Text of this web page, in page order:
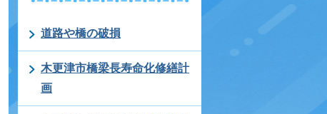
道路や橋の破損
木更津市橋梁長寿命化修繕計
画